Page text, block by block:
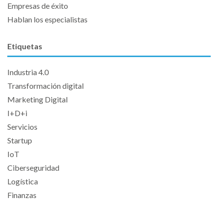
Empresas de éxito
Hablan los especialistas
Etiquetas
Industria 4.0
Transformación digital
Marketing Digital
I+D+i
Servicios
Startup
IoT
Ciberseguridad
Logística
Finanzas